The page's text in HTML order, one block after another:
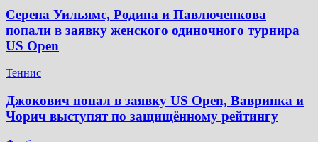
Серена Уильямс, Родина и Павлюченкова
попали в заявку женского одиночного турнира
US Open
Теннис
Джокович попал в заявку US Open, Вавринка и
Чорич выступят по защищённому рейтингу